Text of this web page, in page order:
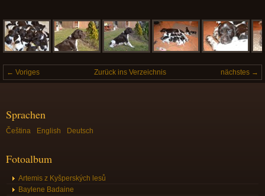
← Voriges nächstes →
Zurück ins Verzeichnis
Sprachen
Čeština English Deutsch
Fotoalbum
Artemis z Kyšperských lesů
Baylene Badaine